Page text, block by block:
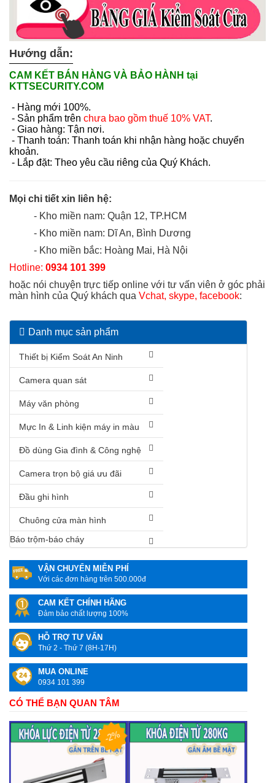
Danh mục sản phẩm
Thiết bị Kiểm Soát An Ninh
Camera quan sát
Máy văn phòng
Mực In & Linh kiện máy in màu
Đồ dùng Gia đình & Công nghệ
Camera trọn bộ giá ưu đãi
Đầu ghi hình
Chuông cửa màn hình
Báo trộm-báo cháy
VẬN CHUYỂN MIỄN PHÍ
Với các đơn hàng trên 500.000đ
CAM KẾT CHÍNH HÃNG
Đảm bảo chất lượng 100%
HỖ TRỢ TƯ VẤN
Thứ 2 - Thứ 7 (8H-17H)
MUA ONLINE
0934 101 399
CÓ THỂ BẠN QUAN TÂM
-2%
Hướng dẫn:
CAM KẾT BÁN HÀNG VÀ BẢO HÀNH tại
KTTSECURITY.COM
- Hàng mới 100%.
- Sản phẩm trên chưa bao gồm thuế 10% VAT.
- Giao hàng: Tận nơi.
- Thanh toán: Thanh toán khi nhận hàng hoặc chuyển
khoản.
- Lắp đặt: Theo yêu cầu riêng của Quý Khách.
Mọi chi tiết xin liên hệ:
- Kho miền nam: Quận 12, TP.HCM
- Kho miền nam: Dĩ An, Bình Dương
- Kho miền bắc: Hoàng Mai, Hà Nội
Hotline: 0934 101 399
hoặc nói chuyện trực tiếp online với tư vấn viên ở góc phải
màn hình của Quý khách qua Vchat, skype, facebook: